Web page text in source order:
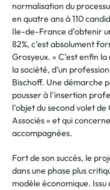
normalisation du
en quatre ans à 110
Ile-de-France d’obtenir
82%, c’est absolument
Grosyeux. « C’est enfin
la société, d’un
Bischoff. Une démarche
pousser à l’insertion
l’objet du second volet
Associés » et qui
accompagnées.
Fort de son succès, le
dans une phase plus
modèle économique.